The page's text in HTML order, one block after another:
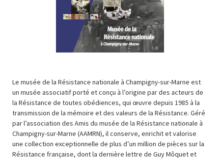
Le musée de la Résistance nationale à Champigny-sur-Marne est
un musée associatif porté et conçu à l’origine par des acteurs de
la Résistance de toutes obédiences, qui œuvre depuis 1985 à la
transmission de la mémoire et des valeurs de la Résistance. Géré
par l’association des Amis du musée de la Résistance nationale à
Champigny-sur-Marne (AAMRN), il conserve, enrichit et valorise
une collection exceptionnelle de plus d’un million de pièces sur la
Résistance française, dont la dernière lettre de Guy Môquet et